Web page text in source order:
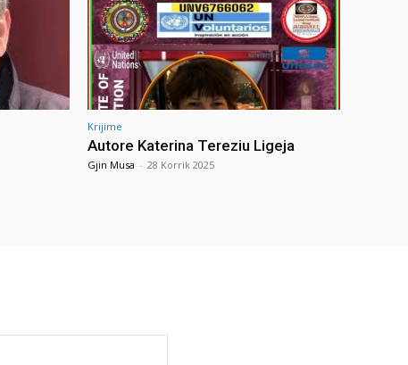
Krijime
Autore Katerina Tereziu Ligeja
Gjin Musa - 28 Korrik 2025